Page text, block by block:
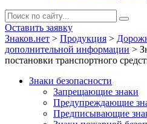
Оставить заявку
Знаков.нет > Продукция >
дополнительной информации >
постановки транспортного
Знаки безопасности
Запрещающие знаки
Предупреждающие
Предписывающие